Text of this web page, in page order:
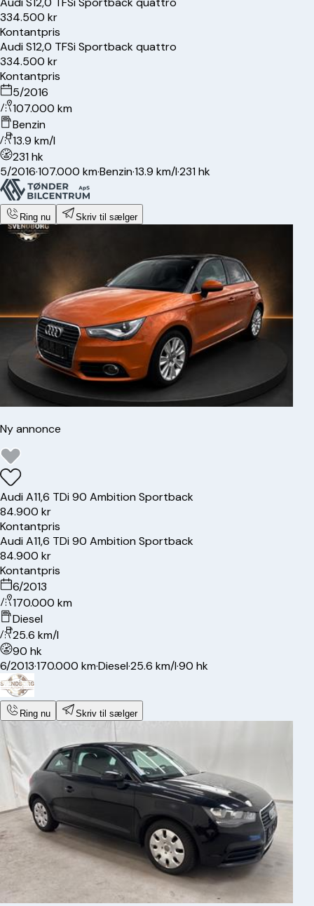
334.500 kr
Kontantpris
AudiS12,0 TFSi Sportback quattro
334.500 kr
Kontantpris
5/2016
107.000 km
Benzin
13.9 km/l
231 hk
5/2016·107.000 km·Benzin·13.9 km/l·231 hk
Ring nu Skriv til sælger
Ny annonce
AudiA11,6 TDi 90 Ambition Sportback
84.900 kr
Kontantpris
AudiA11,6 TDi 90 Ambition Sportback
84.900 kr
Kontantpris
6/2013
170.000 km
Diesel
25.6 km/l
90 hk
6/2013·170.000 km·Diesel·25.6 km/l·90 hk
Ring nu Skriv til sælger